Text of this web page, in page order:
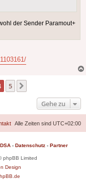
der Sender Paramout+
5
Gehe zu
Alle Zeiten sind UTC+02:00
- Datenschutz - Partner
phpBB Limited
Design